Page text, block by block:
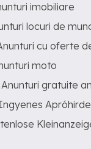
imobiliare
locuri de
cu oferte
moto
gratuite